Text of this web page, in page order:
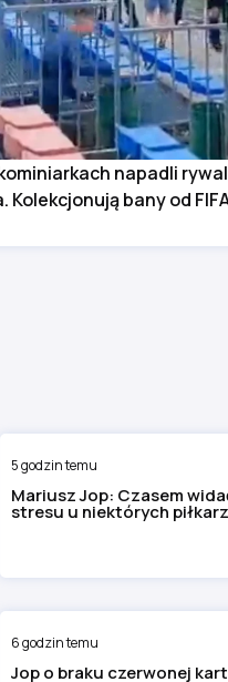
napadli
bany od
5 godzin temu
Mariusz Jop: Czasem
stresu u niektórych
6 godzin temu
Jop o braku czerwonej